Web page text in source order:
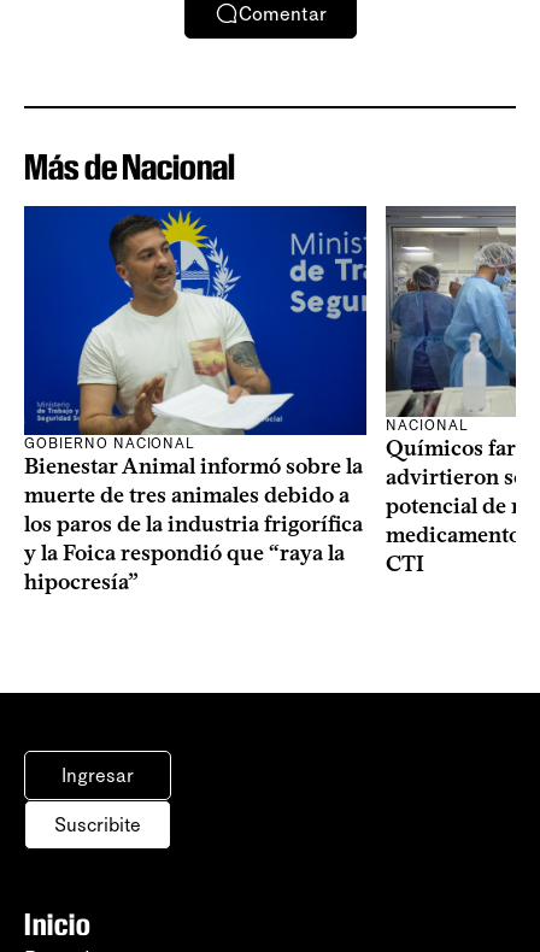
Comentar
Más de Nacional
GOBIERNO NACIONAL
Bienestar Animal informó sobre la
muerte de tres animales debido a
los paros de la industria frigorífica
y la Foica respondió que “raya la
hipocresía”
NACIONAL
Químicos
advirtieron
potencial de
medicamentos
CTI
Ingresar
Suscribite
Inicio